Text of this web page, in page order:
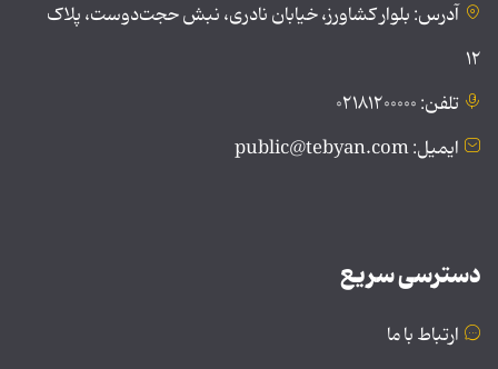
آدرس: بلوار کشاورز، خیابان نادری، نبش حجت‌دوست، پلاک
۱۲
تلفن: ۰۲۱۸۱۲۰۰۰۰۰
ایمیل: public@tebyan.com
دسترسی سریع
ارتباط با ما